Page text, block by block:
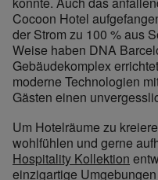
Cocoon Hotel
der Strom zu 100 % aus
Weise haben DNA
Gebäudekomplex
moderne Technologien
Gästen einen
Um Hotelräume zu
wohlfühlen und gerne
Hospitality Kollektion
einzigartige